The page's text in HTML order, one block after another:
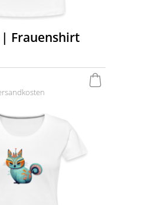
Frauenshirt